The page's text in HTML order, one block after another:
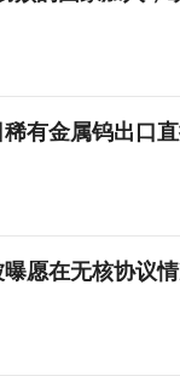
有金属钨出口
愿在无核协议